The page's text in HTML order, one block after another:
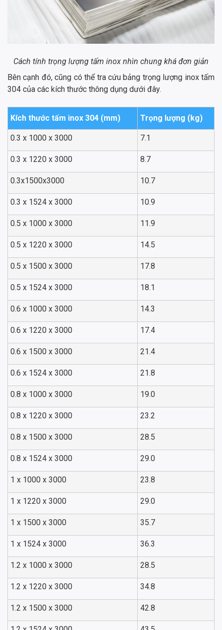
Cách tính trọng lượng tấm inox nhìn chung khá đơn giản
Bên cạnh đó, cũng có thể tra cứu bảng trọng lượng inox tấm
304 của các kích thước thông dụng dưới đây.
Kích thước tấm inox 304 (mm) Trọng lượng (kg)
0.3 x 1000 x 3000 7.1
0.3 x 1220 x 3000 8.7
0.3x1500x3000 10.7
0.3 x 1524 x 3000 10.9
0.5 x 1000 x 3000 11.9
0.5 x 1220 x 3000 14.5
0.5 x 1500 x 3000 17.8
0.5 x 1524 x 3000 18.1
0.6 x 1000 x 3000 14.3
0.6 x 1220 x 3000 17.4
0.6 x 1500 x 3000 21.4
0.6 x 1524 x 3000 21.8
0.8 x 1000 x 3000 19.0
0.8 x 1220 x 3000 23.2
0.8 x 1500 x 3000 28.5
0.8 x 1524 x 3000 29.0
1 x 1000 x 3000 23.8
1 x 1220 x 3000 29.0
1 x 1500 x 3000 35.7
1 x 1524 x 3000 36.3
1.2 x 1000 x 3000 28.5
1.2 x 1220 x 3000 34.8
1.2 x 1500 x 3000 42.8